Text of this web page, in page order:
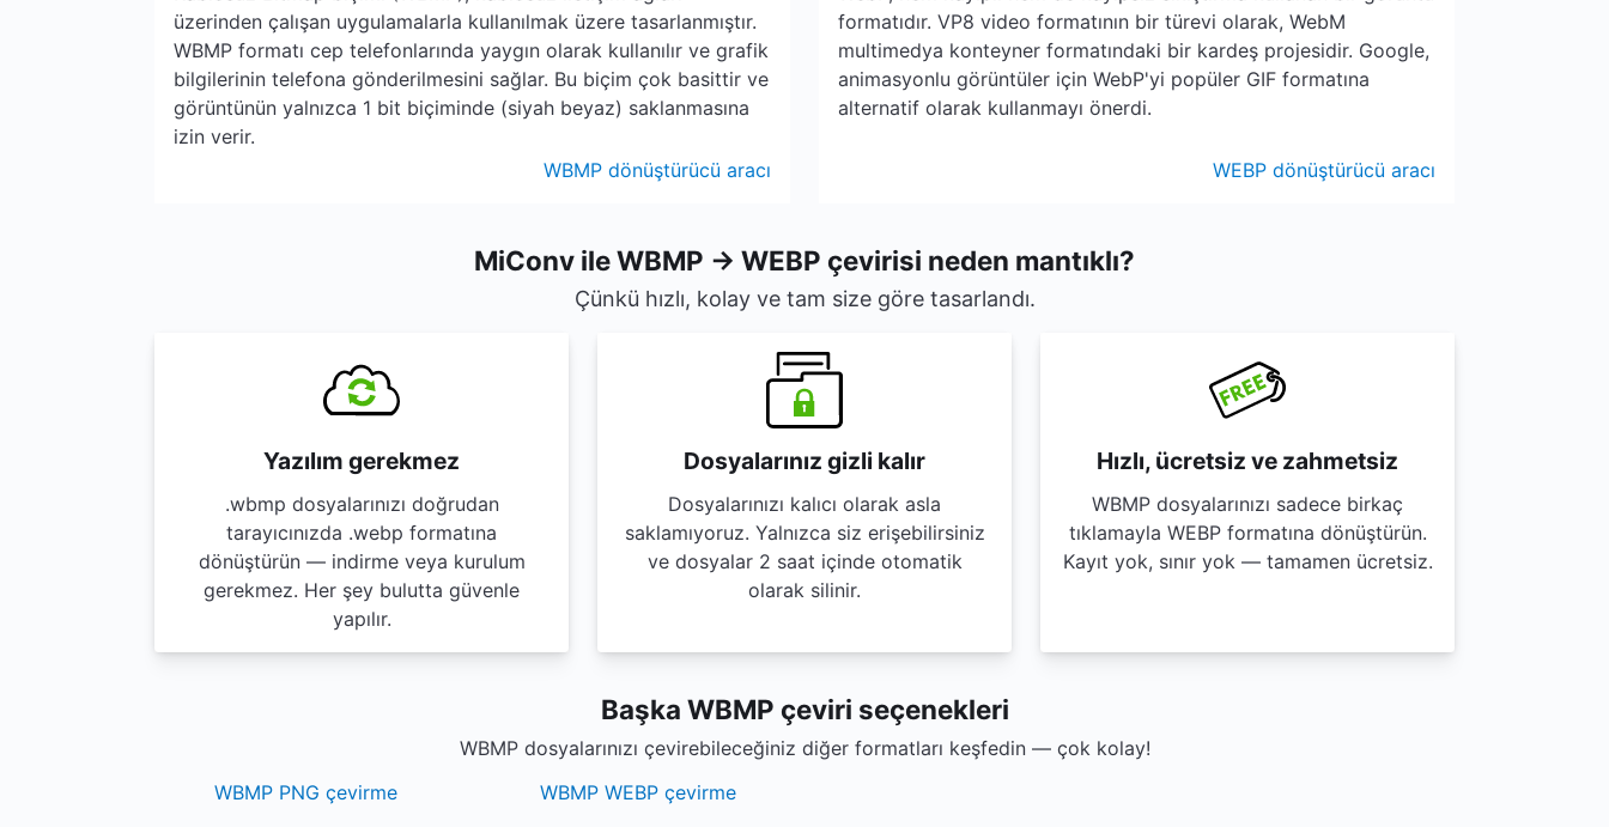
üzerinden çalışan uygulamalarla kullanılmak üzere tasarlanmıştır.
WBMP formatı cep telefonlarında yaygın olarak kullanılır ve grafik
bilgilerinin telefona gönderilmesini sağlar. Bu biçim çok basittir ve
görüntünün yalnızca 1 bit biçiminde (siyah beyaz) saklanmasına
izin verir.
WBMP dönüştürücü aracı
formatıdır. VP8 video formatının bir türevi olarak, WebM
multimedya konteyner formatındaki bir kardeş projesidir. Google,
animasyonlu görüntüler için WebP'yi popüler GIF formatına
alternatif olarak kullanmayı önerdi.
WEBP dönüştürücü aracı
MiConv ile WBMP → WEBP çevirisi neden mantıklı?
Çünkü hızlı, kolay ve tam size göre tasarlandı.
Yazılım gerekmez
.wbmp dosyalarınızı doğrudan
tarayıcınızda .webp formatına
dönüştürün — indirme veya kurulum
gerekmez. Her şey bulutta güvenle
yapılır.
Dosyalarınız gizli kalır
Dosyalarınızı kalıcı olarak asla
saklamıyoruz. Yalnızca siz erişebilirsiniz
ve dosyalar 2 saat içinde otomatik
olarak silinir.
Hızlı, ücretsiz ve zahmetsiz
WBMP dosyalarınızı sadece birkaç
tıklamayla WEBP formatına dönüştürün.
Kayıt yok, sınır yok — tamamen ücretsiz.
Başka WBMP çeviri seçenekleri
WBMP dosyalarınızı çevirebileceğiniz diğer formatları keşfedin — çok kolay!
WBMP PNG çevirme
WBMP WEBP çevirme